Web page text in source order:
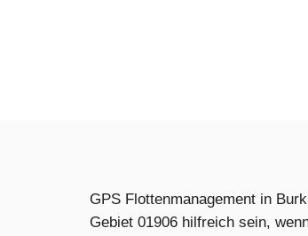
GPS Flottenmanagement in
Gebiet 01906 hilfreich sein,